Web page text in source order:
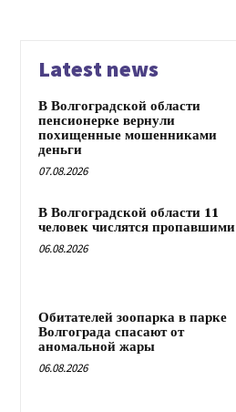
Latest news
В Волгоградской области
пенсионерке вернули
похищенные мошенниками
деньги
07.08.2026
В Волгоградской области 11
человек числятся пропавшими
06.08.2026
Обитателей зоопарка в парке
Волгограда спасают от
аномальной жары
06.08.2026